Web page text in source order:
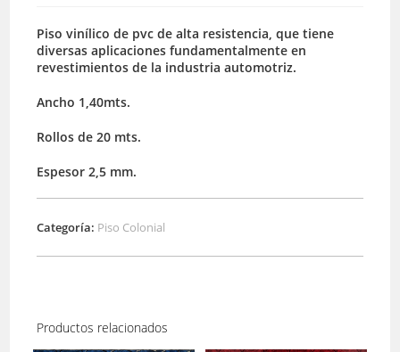
Piso vinílico de pvc de alta resistencia, que tiene
diversas aplicaciones fundamentalmente en
revestimientos de la industria automotriz.
Ancho 1,40mts.
Rollos de 20 mts.
Espesor 2,5 mm.
Categoría: Piso Colonial
Productos relacionados